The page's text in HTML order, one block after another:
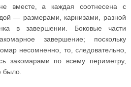
вместе, а каждая соотнесена с
— размерами, карнизами, разной
в завершении. Боковые части
завершение; поскольку
несомненно, то, следовательно,
закомарами по всему периметру,
было.